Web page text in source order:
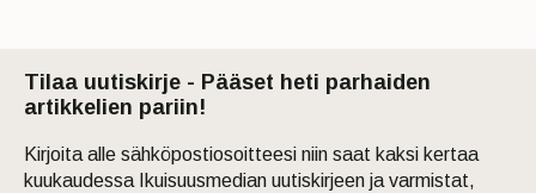
Tilaa uutiskirje - Pääset heti parhaiden
artikkelien pariin!
Kirjoita alle sähköpostiosoitteesi niin saat kaksi kertaa
kuukaudessa Ikuisuusmedian uutiskirjeen ja varmistat,